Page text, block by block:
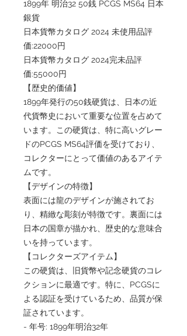
1899年 明治32 50銭 PCGS MS64 日本
銀貨
日本貨幣カタログ 2024 未使用品評
価:22000円
日本貨幣カタログ 2024完未品評
価:55000円
【歴史的価値】
1899年発行の50銭硬貨は、日本の近
代貨幣史において重要な位置を占めて
います。この硬貨は、特に高いグレー
ドのPCGS MS64評価を受けており、
コレクターにとって価値のあるアイテ
ムです。
【デザインの特徴】
表面には龍のデザインが施されてお
り、精緻な彫刻が特徴です。裏面には
日本の国章が描かれ、歴史的な意味合
いを持っています。
【コレクターズアイテム】
この硬貨は、旧貨幣や記念硬貨のコレ
クションに最適です。特に、PCGSに
よる認証を受けているため、品質が保
証されています。
- 年号: 1899年明治32年